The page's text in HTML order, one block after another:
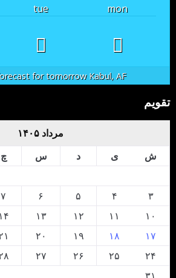
mon
tue
Kabul, AF
weather forecast for tomorrow ▸
تقویم
مرداد ۱۴۰۵
ش
ی د س چ
۳
۴ ۵ ۶ ۷
۱۰
۱۱ ۱۲ ۱۳ ۱۴
۱۷
۱۸ ۱۹ ۲۰ ۲۱
۲۴
۲۵ ۲۶ ۲۷ ۲۸